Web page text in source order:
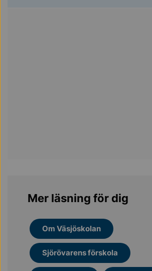
Mer läsning för dig
Om Väsjöskolan
Sjörövarens förskola